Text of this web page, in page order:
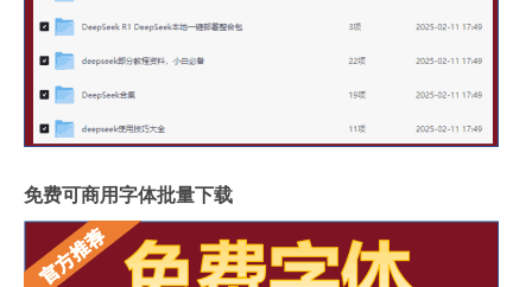
免费可商用字体批量下载